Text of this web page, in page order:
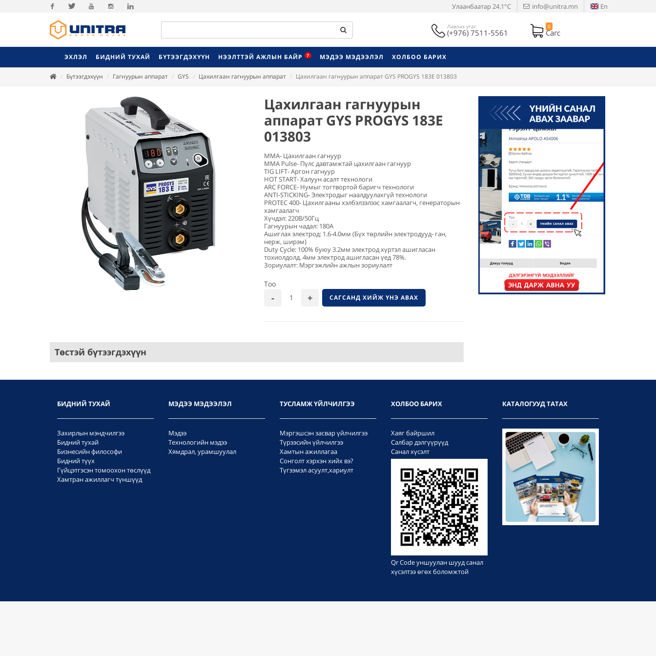
Facebook
Улаанбаатар24.1°C info@unitra.mn En
Лавлах утас
(+976) 7511-5561
0
Сагс
ЭХЛЭЛ БИДНИЙ ТУХАЙ БҮТЭЭГДЭХҮҮН НЭЭЛТТЭЙ АЖЛЫН БАЙР 7 МЭДЭЭ МЭДЭЭЛЭЛ ХОЛБОО БАРИХ
Бүтээгдэхүүн Гагнуурын аппарат GYS Цахилгаан гагнуурын аппарат Цахилгаан гагнуурын аппарат GYS PROGYS 183E 013803
Цахилгаан гагнуурын
аппарат GYS PROGYS 183E
013803
MMA- Цахилгаан гагнуур
MMA Pulse- Пүлс давтамжтай цахилгаан гагнуур
TIG LIFT- Аргон гагнуур
HOT START- Халуун асалт технологи
ARC FORCE- Нумыг тогтвортой баригч технологи
ANTI-STICKING- Электродыг наалдуулахгүй технологи
PROTEC 400- Цахилгааны хэлбэлзэлээс хамгаалагч, генераторын
хамгаалагч
Хүчдэл: 220В/50Гц
Гагнуурын чадал: 180A
Ашиглах электрод: 1.6-4.0мм (Бүх төрлийн электродууд- ган,
нерж, ширэм)
Duty Cycle: 100% буюу 3.2мм электрод хүртэл ашигласан
тохиолдолд. 4мм электрод ашигласан үед 78%.
Зориулалт: Мэргэжлийн ажлын зориулалт
Тоо
САГСАНД ХИЙЖ ҮНЭ АВАХ
Төстэй бүтээгдэхүүн
БИДНИЙ ТУХАЙ
Захирлын мэндчилгээ
Бидний тухай
Бизнесийн философи
Бидний түүх
Гүйцэтгэсэн томоохон төслүүд
Хамтран ажиллагч түншүүд
МЭДЭЭ МЭДЭЭЛЭЛ
Мэдээ
Технологийн мэдээ
Хямдрал, урамшуулал
ТУСЛАМЖ ҮЙЛЧИЛГЭЭ
Мэргэшсэн засвар үйлчилгээ
Түрээсийн үйлчилгээ
Хамтын ажиллагаа
Сонголт хэрхэн хийх вэ?
Түгээмэл асуулт,хариулт
ХОЛБОО БАРИХ
Хаяг байршил
Салбар дэлгүүрүүд
Санал хүсэлт
Qr Code уншуулан шууд санал
хүсэлтээ өгөх боломжтой
КАТАЛОГУУД ТАТАХ